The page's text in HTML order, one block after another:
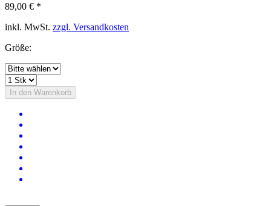
89,00 € *
inkl. MwSt. zzgl. Versandkosten
Größe:
In den Warenkorb